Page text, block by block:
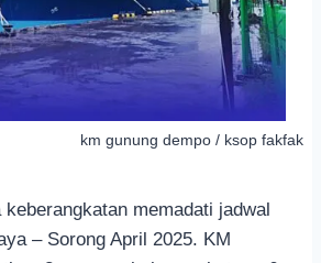
km gunung dempo / ksop fakfak
keberangkatan memadati jadwal
– Sorong April 2025. KM